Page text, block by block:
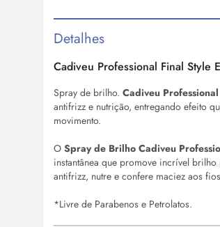
Detalhes
Cadiveu Professional Final Style
Spray de brilho. Cadiveu
antifrizz e nutrição, entregando efeito
movimento.
O Spray de Brilho Cadiveu
instantânea que promove incrível
antifrizz, nutre e confere maciez aos
*Livre de Parabenos e Petrolatos.